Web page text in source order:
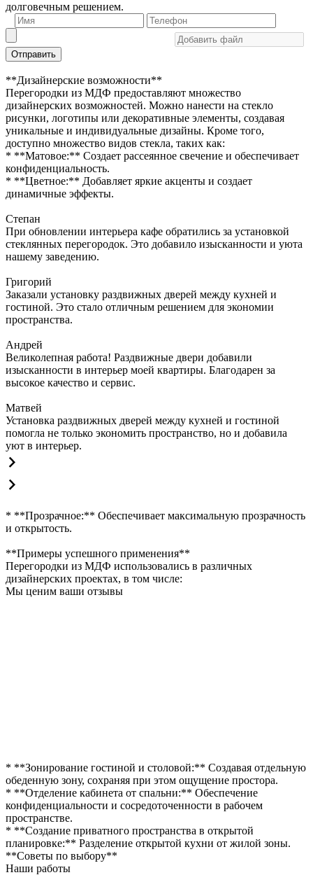
долговечным решением.
Отправить
**Дизайнерские возможности**
Перегородки из МДФ предоставляют множество
дизайнерских возможностей. Можно нанести на стекло
рисунки, логотипы или декоративные элементы, создавая
уникальные и индивидуальные дизайны. Кроме того,
доступно множество видов стекла, таких как:
* **Матовое:** Создает рассеянное свечение и обеспечивает
конфиденциальность.
* **Цветное:** Добавляет яркие акценты и создает
динамичные эффекты.
Степан
При обновлении интерьера кафе обратились за установкой
стеклянных перегородок. Это добавило изысканности и уюта
нашему заведению.
Григорий
Заказали установку раздвижных дверей между кухней и
гостиной. Это стало отличным решением для экономии
пространства.
Андрей
Великолепная работа! Раздвижные двери добавили
изысканности в интерьер моей квартиры. Благодарен за
высокое качество и сервис.
Матвей
Установка раздвижных дверей между кухней и гостиной
помогла не только экономить пространство, но и добавила
уют в интерьер.
* **Прозрачное:** Обеспечивает максимальную прозрачность
и открытость.
**Примеры успешного применения**
Перегородки из МДФ использовались в различных
дизайнерских проектах, в том числе:
Мы ценим ваши отзывы
* **Зонирование гостиной и столовой:** Создавая отдельную
обеденную зону, сохраняя при этом ощущение простора.
* **Отделение кабинета от спальни:** Обеспечение
конфиденциальности и сосредоточенности в рабочем
пространстве.
* **Создание приватного пространства в открытой
планировке:** Разделение открытой кухни от жилой зоны.
**Советы по выбору**
Наши работы